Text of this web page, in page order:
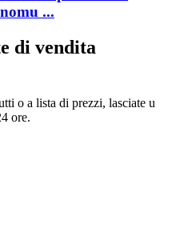
...
di vendita
o a lista di prezzi, lasciate u
ore.